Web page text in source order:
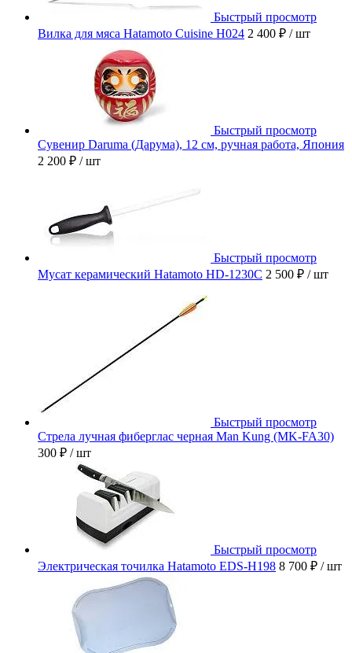
Быстрый просмотр
Вилка для мяса Hatamoto Cuisine H024 2 400 ₽ / шт
Быстрый просмотр
Сувенир Daruma (Дарума), 12 см, ручная работа, Япония
2 200 ₽ / шт
Быстрый просмотр
Мусат керамический Hatamoto HD-1230C 2 500 ₽ / шт
Быстрый просмотр
Стрела лучная фиберглас черная Man Kung (MK-FA30)
300 ₽ / шт
Быстрый просмотр
Электрическая точилка Hatamoto EDS-H198 8 700 ₽ / шт